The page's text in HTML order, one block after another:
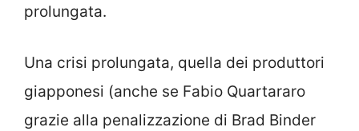
prolungata.
Una crisi prolungata, quella dei produttori
giapponesi (anche se Fabio Quartararo
grazie alla penalizzazione di Brad Binder